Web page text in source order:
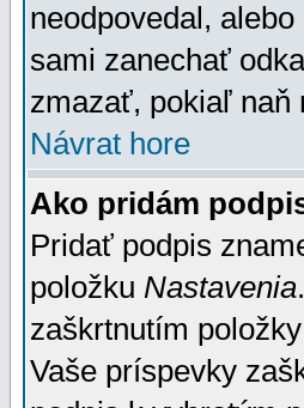
neodpovedal,
sami zanechať
zmazať, pokiaľ naň
Návrat hore
Ako pridám
Pridať podpis
položku Nastavenia
zaškrtnutím položky
Vaše príspevky